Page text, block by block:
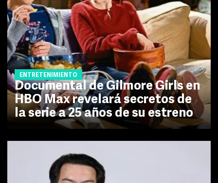
ENTRETENIMIENTO
Documental de Gilmore Girls en
HBO Max revelará secretos de
la serie a 25 años de su estreno